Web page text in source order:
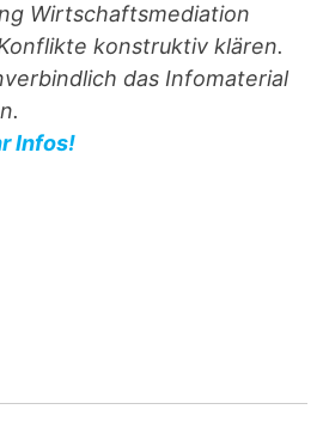
Wirtschaftsmediation
konstruktiv klären.
das Infomaterial
Infos!